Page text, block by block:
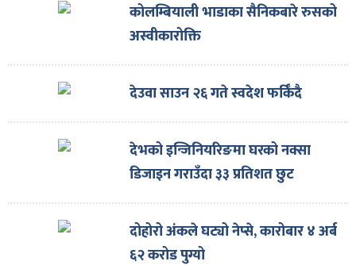
कोलम्बियाली भाडाका सैनिकबारे रुसको
अस्वीकारोक्ति
देउवा साउन २६ गते स्वदेश फर्किँदै
देभको इन्जिनियरिङमा घरको नक्सा
डिजाइन गराउँदा ३३ प्रतिशत छुट
दोहोरो अंकले घट्यो नेप्से, कारोबार ४ अर्ब
६२ करोड पुग्यो